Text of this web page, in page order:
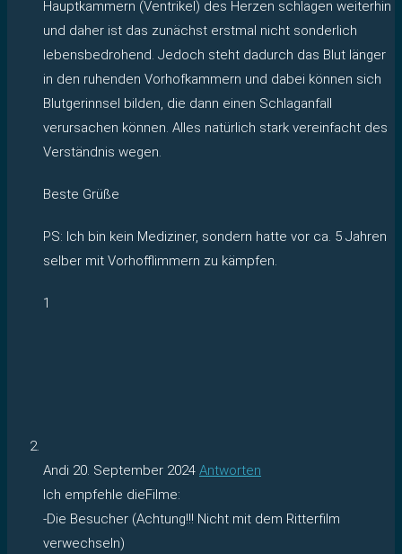
Hauptkammern (Ventrikel) des Herzen schlagen weiterhin
und daher ist das zunächst erstmal nicht sonderlich
lebensbedrohend. Jedoch steht dadurch das Blut länger
in den ruhenden Vorhofkammern und dabei können sich
Blutgerinnsel bilden, die dann einen Schlaganfall
verursachen können. Alles natürlich stark vereinfacht des
Verständnis wegen.
Beste Grüße
PS: Ich bin kein Mediziner, sondern hatte vor ca. 5 Jahren
selber mit Vorhofflimmern zu kämpfen.
1
Andi 20. September 2024 Antworten
Ich empfehle dieFilme:
-Die Besucher (Achtung!!! Nicht mit dem Ritterfilm
verwechseln)